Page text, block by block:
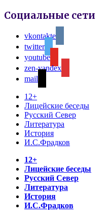
Социальные сети
vkontakte
twitter
youtube
zen-yandex
mail
12+
Лицейские беседы
Русский Север
Литература
История
И.С.Фрадков
12+
Лицейские беседы
Русский Север
Литература
История
И.С.Фрадков